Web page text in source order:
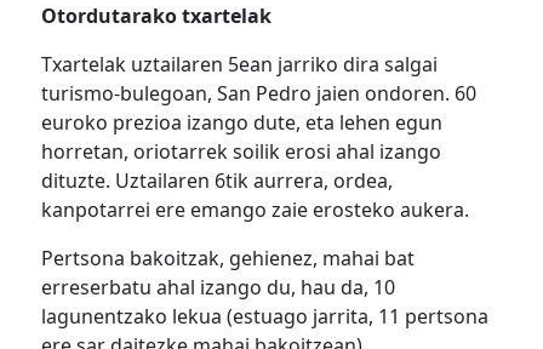
Otordutarako txartelak
Txartelak uztailaren 5ean jarriko dira salgai
turismo-bulegoan, San Pedro jaien ondoren. 60
euroko prezioa izango dute, eta lehen egun
horretan, oriotarrek soilik erosi ahal izango
dituzte. Uztailaren 6tik aurrera, ordea,
kanpotarrei ere emango zaie erosteko aukera.
Pertsona bakoitzak, gehienez, mahai bat
erreserbatu ahal izango du, hau da, 10
lagunentzako lekua (estuago jarrita, 11 pertsona